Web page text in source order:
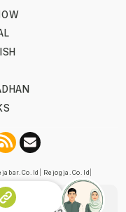
Rejogja.co.id
Pers